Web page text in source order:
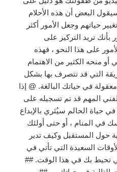
البعض أن هذه الأحلام
حياتهم وجعل الأمور أكثر
تريد التركيز على
على هذا النحو ، فهذه
منحه الكثير من الاهتمام
التي قد تتصرف بها بشكل
في حياتك البالغة. @ إذا
المهم قد تم تسجيله على
في حياة الحالم سيُثري بالإبداع
في المنام ، أو حتى أولئك
حول المستقبل وكيف تدير
السعيدة التي تأتي في
تحيط بك في هذا الوقت. ##